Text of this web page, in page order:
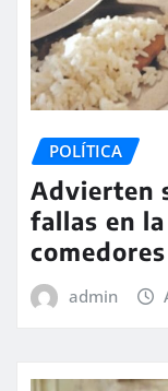
POLÍTICA
Advierten
fallas en
admin